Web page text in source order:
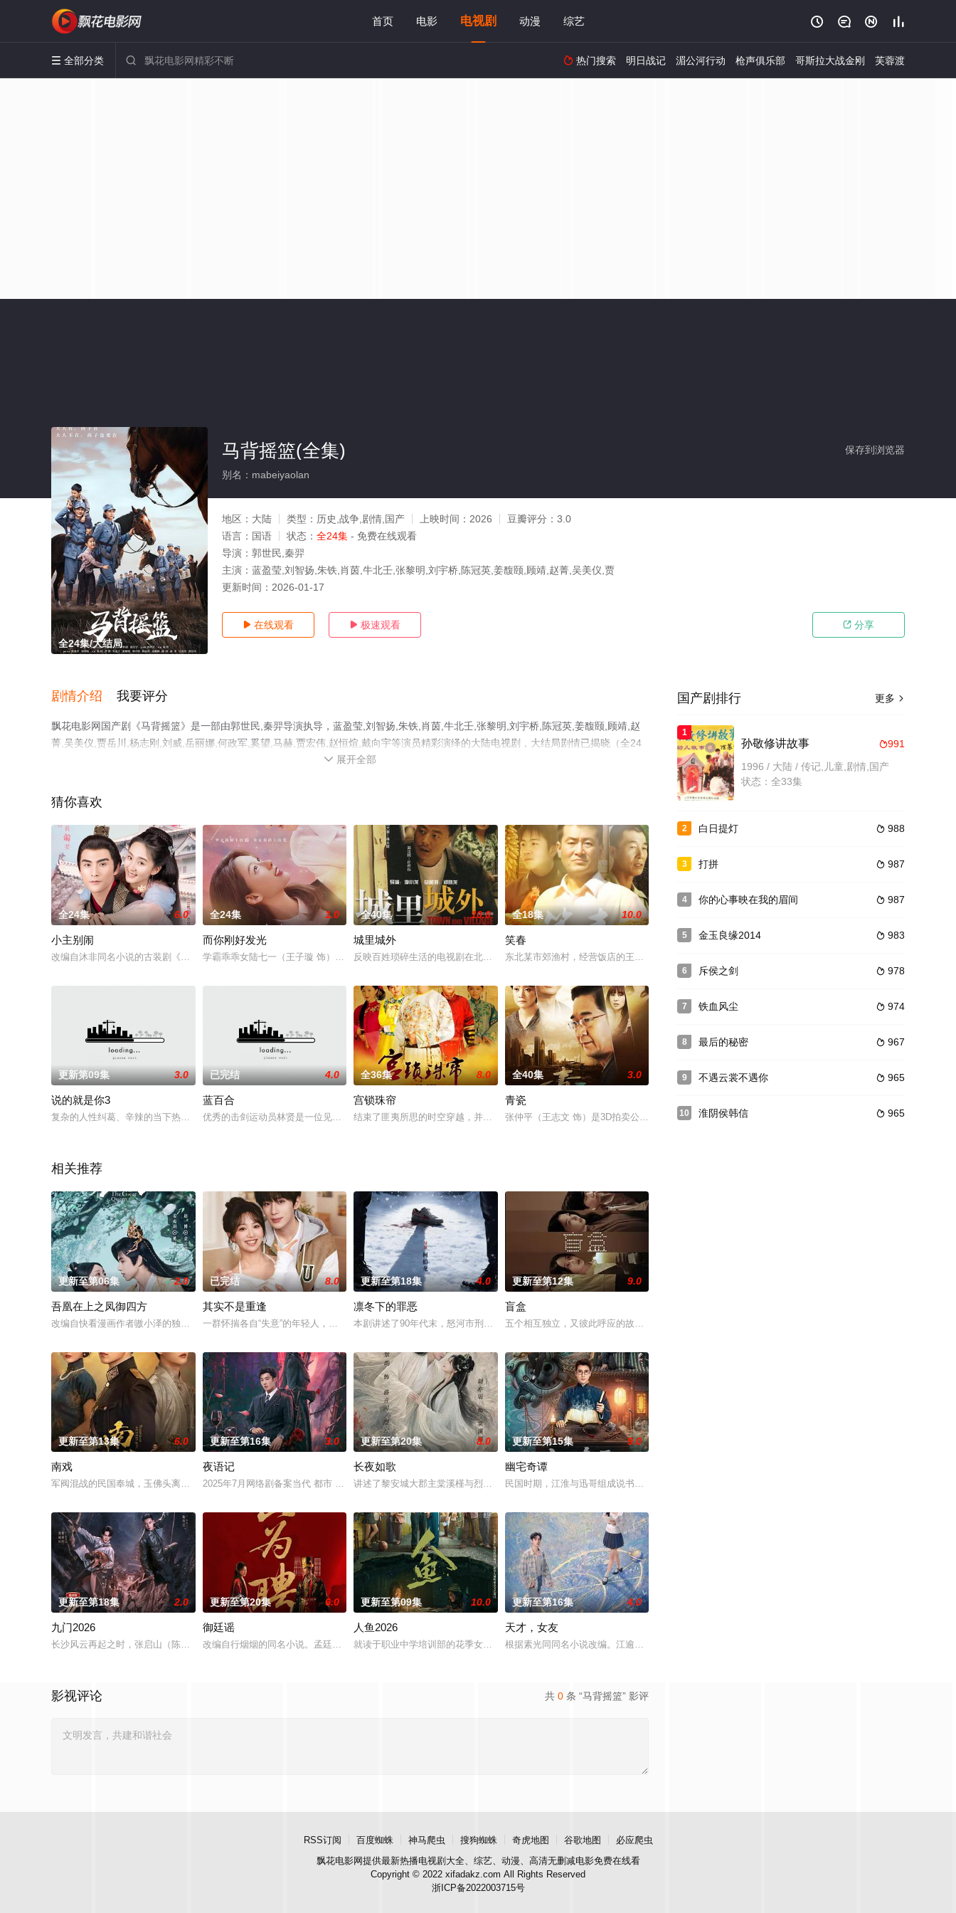
首页 电影 电视剧 动漫 综艺    
 全部分类   热门搜索 明日战记 湄公河行动 枪声俱乐部 哥斯拉大战金刚 芙蓉渡
全24集/大结局
保存到浏览器
马背摇篮(全集)
别名：mabeiyaolan
地区： 大陆 类型： 历史,战争,剧情,国产 上映时间： 2026 豆瓣评分： 3.0
语言： 国语 状态： 全24集 - 免费在线观看
导演： 郭世民,秦羿
主演： 蓝盈莹,刘智扬,朱铁,肖茵,牛北壬,张黎明,刘宇桥,陈冠英,姜馥颐,顾靖,赵菁,吴美仪,贾
更新时间： 2026-01-17
 在线观看  极速观看  分享
剧情介绍 我要评分
飘花电影网国产剧《马背摇篮》是一部由郭世民,秦羿导演执导，蓝盈莹,刘智扬,朱铁,肖茵,牛北壬,张黎明,刘宇桥,陈冠英,姜馥颐,顾靖,赵
菁,吴美仪,贾岳川,杨志刚,刘威,岳丽娜,何政军,奚望,马赫,贾宏伟,赵恒煊,戴向宇等演员精彩演绎的大陆电视剧，大结局剧情已揭晓（全24
集），手机免费观看高清未删减完整版电视剧全集就上飘花影院，更多相关信息可移步至豆瓣电视剧、电视猫或剧情网等平台了解。
。
 展开全部
猜你喜欢
全24集 6.0
小主别闹
改编自沐非同名小说的古装剧《殿上欢》今日横店开机，讲述了一个心机女术士与倒霉皇帝的天雷地火故事。
全24集 1.0
而你刚好发光
学霸乖乖女陆七一（王子璇 饰）瞒着父母考入了南方艺术大学，没想到，文化课的学霸很快沦为了艺术院校的奇葩。性格内向不善表达的陆七一，
全40集 10.0
城里城外
反映百姓琐碎生活的电视剧在北京本地荧屏一直很受欢迎，从明日（13日）起，又一部此类题材的40集长篇电视连续剧《城里城外》将在北京四
全18集 10.0
笑春
东北某市郊渔村，经营饭店的王笑春本不想参与村长竞选，但是由于村民支持王笑春放弃经营多年的饭店，回
更新第09集 3.0
说的就是你3
复杂的人性纠葛、辛辣的当下热点、烧脑的时空变幻、巨额的影视经费，都在《说的就是你3》中没什么体现。这部网剧仅仅想用生活中会发生的小
已完结 4.0
蓝百合
优秀的击剑运动员林贤是一位见义勇为的英雄，他与美国灵勃生物制品公司(中国)总经理田友、英豪剑馆老板张大平曾是生死契阔的朋友，退役后
全36集 8.0
宫锁珠帘
结束了匪夷所思的时空穿越，并且收获了亘古爱情的洛晴川（杨幂 饰）与心爱的八阿哥胤禩（冯绍峰 饰）回到现代，开始了幸福的生活，而晴川
全40集 3.0
青瓷
张仲平（王志文 饰）是3D拍卖公司老总，他派外甥徐艺（杜江 饰）带50万现金找胜利大厦开发商左达（汪俊
相关推荐
更新至第06集 2.0
吾凰在上之凤御四方
改编自快看漫画作者嗷小泽的独家连载漫画《吾凰在上》。现代少女奚圆（姜贞羽 饰）因意外踏入玄机界，继而卷入虎云国内乱的漩涡，身陷重重
已完结 8.0
其实不是重逢
一群怀揣各自“失意”的年轻人，在沿海小城南安相遇相知，他们决心各展所长创办旅行社。他们以当地的特色人文与美食为引，用真诚与创意打动
更新至第18集 4.0
凛冬下的罪恶
本剧讲述了90年代末，怒河市刑侦支队在无普及监控、无DNA鉴定技术的支持下，通过摸排、勘查等传统刑侦手段，接连破获数起重案要案的艰
更新至第12集 9.0
盲盒
五个相互独立，又彼此呼应的故事——用一场精心策划的“夏令营”完成复仇的受害者；临终前与遗憾和解的“无
更新至第13集 6.0
南戏
军阀混战的民国奉城，玉佛头离奇失窃，戏班主横尸戏台，将冷血少帅许又安与昆曲名伶荣筱楠推向不死不休的对立绝境。而他们不知，对方正是自
更新至第16集 3.0
夜语记
2025年7月网络剧备案当代 都市 海南越酷文化传媒有限公司
更新至第20集 8.0
长夜如歌
讲述了黎安城大郡主棠溪槿与烈云峥之间曲折动人的情感，以及他们在复杂局势中坚守初心、勇敢面对困难的爱情故事。通过剧中主人公在成长的道
更新至第15集 9.0
幽宅奇谭
民国时期，江淮与迅哥组成说书班子，偶遇“白天人住屋，晚上鬼占房”的阴阳宅，江淮被掳走配“阴婚”。他与
更新至第18集 2.0
九门2026
长沙风云再起之时，张启山（陈伟霆 饰）与吴老狗（曾舜晞 饰）强强联手，携手霍仙姑（陈瑶 饰）与九门诸人共赴冒险奇局。一桩401部队
更新至第20集 6.0
御廷谣
改编自行烟烟的同名小说。孟廷辉，大平王朝有史以来个以女子进士科三元及第入翰林院的奇女子。十年前的她被他从死人堆里救出来，蓬头垢面口
更新至第09集 10.0
人鱼2026
就读于职业中学培训部的花季女生苏琳（黄杨钿甜 饰），虽自小被父母忽视，在艰苦环境中长大，但她始终刻苦学习，憧憬未来。为此，苏琳苦练
更新至第16集 4.0
天才，女友
根据素光同同名小说改编。江逾白长大以后，林知夏忽然对他说：“江逾白，我喜欢你，哲学和生物学意义上的
共 0 条 “马背摇篮” 影评
影视评论
更多 
国产剧排行
1
991
孙敬修讲故事
1996 / 大陆 / 传记,儿童,剧情,国产
状态：全33集
2  988
白日提灯
3  987
打拼
4  987
你的心事映在我的眉间
5  983
金玉良缘2014
6  978
斥侯之剑
7  974
铁血风尘
8  967
最后的秘密
9  965
不遇云裳不遇你
10  965
淮阴侯韩信
RSS订阅 百度蜘蛛 神马爬虫 搜狗蜘蛛 奇虎地图 谷歌地图
必应爬虫
飘花电影网提供最新热播电视剧大全、综艺、动漫、高清无删减电影免费在线看
Copyright © 2022 xifadakz.com All Rights Reserved
浙ICP备2022003715号